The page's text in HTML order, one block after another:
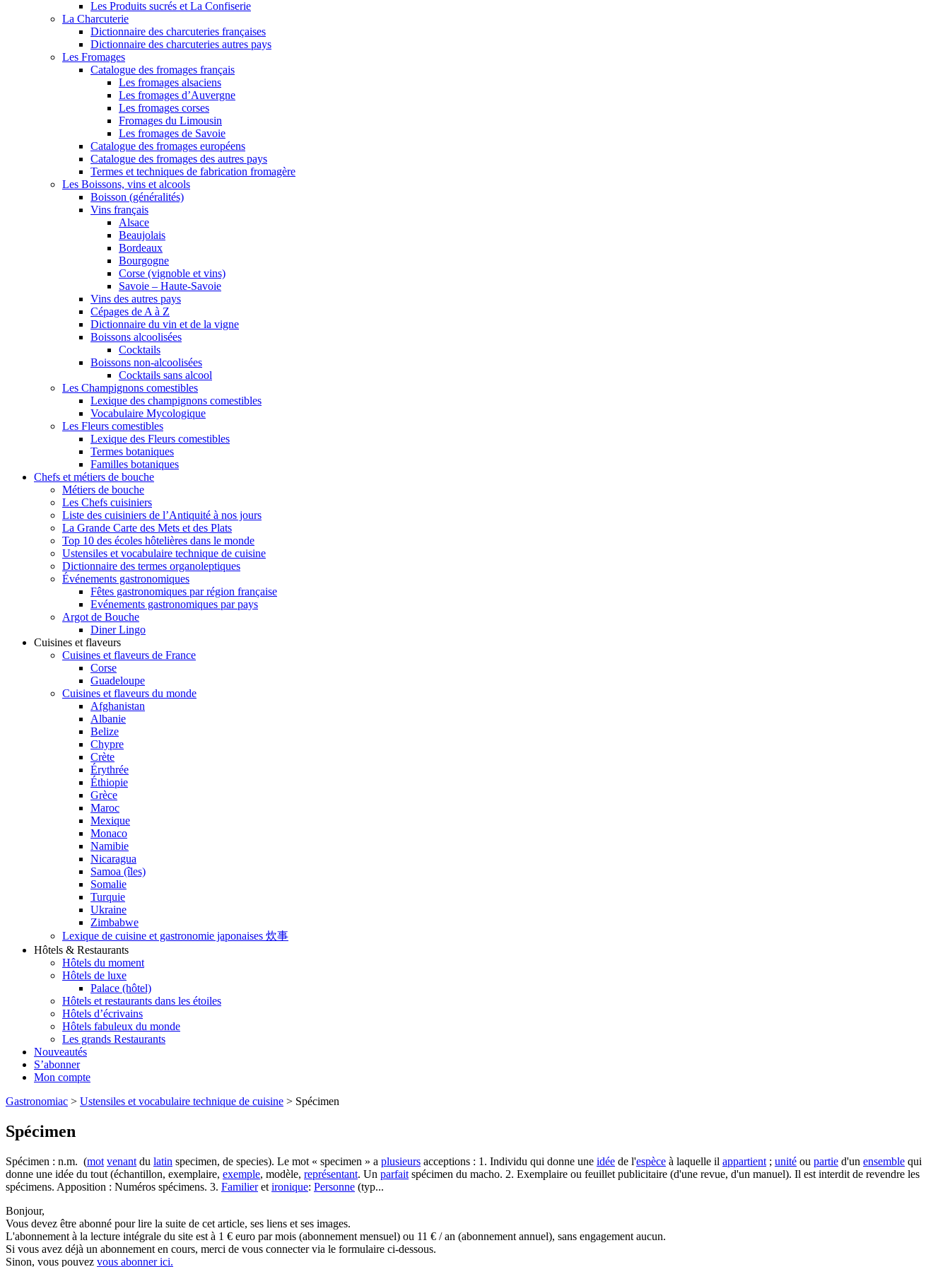
Les Produits sucrés et La Confiserie
La Charcuterie
Dictionnaire des charcuteries françaises
Dictionnaire des charcuteries autres pays
Les Fromages
Catalogue des fromages français
Les fromages alsaciens
Les fromages d’Auvergne
Les fromages corses
Fromages du Limousin
Les fromages de Savoie
Catalogue des fromages européens
Catalogue des fromages des autres pays
Termes et techniques de fabrication fromagère
Les Boissons, vins et alcools
Boisson (généralités)
Vins français
Alsace
Beaujolais
Bordeaux
Bourgogne
Corse (vignoble et vins)
Savoie – Haute-Savoie
Vins des autres pays
Cépages de A à Z
Dictionnaire du vin et de la vigne
Boissons alcoolisées
Cocktails
Boissons non-alcoolisées
Cocktails sans alcool
Les Champignons comestibles
Lexique des champignons comestibles
Vocabulaire Mycologique
Les Fleurs comestibles
Lexique des Fleurs comestibles
Termes botaniques
Familles botaniques
Chefs et métiers de bouche
Métiers de bouche
Les Chefs cuisiniers
Liste des cuisiniers de l’Antiquité à nos jours
La Grande Carte des Mets et des Plats
Top 10 des écoles hôtelières dans le monde
Ustensiles et vocabulaire technique de cuisine
Dictionnaire des termes organoleptiques
Événements gastronomiques
Fêtes gastronomiques par région française
Evénements gastronomiques par pays
Argot de Bouche
Diner Lingo
Cuisines et flaveurs
Cuisines et flaveurs de France
Corse
Guadeloupe
Cuisines et flaveurs du monde
Afghanistan
Albanie
Belize
Chypre
Crète
Érythrée
Éthiopie
Grèce
Maroc
Mexique
Monaco
Namibie
Nicaragua
Samoa (îles)
Somalie
Turquie
Ukraine
Zimbabwe
Lexique de cuisine et gastronomie japonaises 炊事
Hôtels & Restaurants
Hôtels du moment
Hôtels de luxe
Palace (hôtel)
Hôtels et restaurants dans les étoiles
Hôtels d’écrivains
Hôtels fabuleux du monde
Les grands Restaurants
Nouveautés
S’abonner
Mon compte
Gastronomiac > Ustensiles et vocabulaire technique de cuisine > Spécimen
Spécimen
Spécimen : n.m. (mot venant du latin specimen, de species). Le mot « specimen » a plusieurs acceptions : 1. Individu qui donne une idée de l'espèce à laquelle il appartient ; unité ou partie d'un ensemble qui
donne une idée du tout (échantillon, exemplaire, exemple, modèle, représentant. Un parfait spécimen du macho. 2. Exemplaire ou feuillet publicitaire (d'une revue, d'un manuel). Il est interdit de revendre les
spécimens. Apposition : Numéros spécimens. 3. Familieret ironique: Personne (typ...
Bonjour,
Vous devez être abonné pour lire la suite de cet article, ses liens et ses images.
L'abonnement à la lecture intégrale du site est à 1 € euro par mois (abonnement mensuel) ou 11 € / an (abonnement annuel), sans engagement aucun.
Si vous avez déjà un abonnement en cours, merci de vous connecter via le formulaire ci-dessous.
Sinon, vous pouvez vous abonner ici.